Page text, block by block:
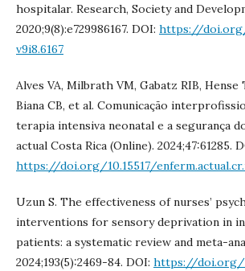
hospitalar. Research, Society and
2020;9(8):e729986167. DOI: https://
v9i8.6167
Alves VA, Milbrath VM, Gabatz RIB, Hense
Biana CB, et al. Comunicação
terapia intensiva neonatal e a segurança
actual Costa Rica (Online). 2024;47:61285.
https://doi.org/10.15517/
Uzun S. The effectiveness of nurses’
interventions for sensory deprivation in
patients: a systematic review and meta-
2024;193(5):2469-84. DOI: https://doi.org/